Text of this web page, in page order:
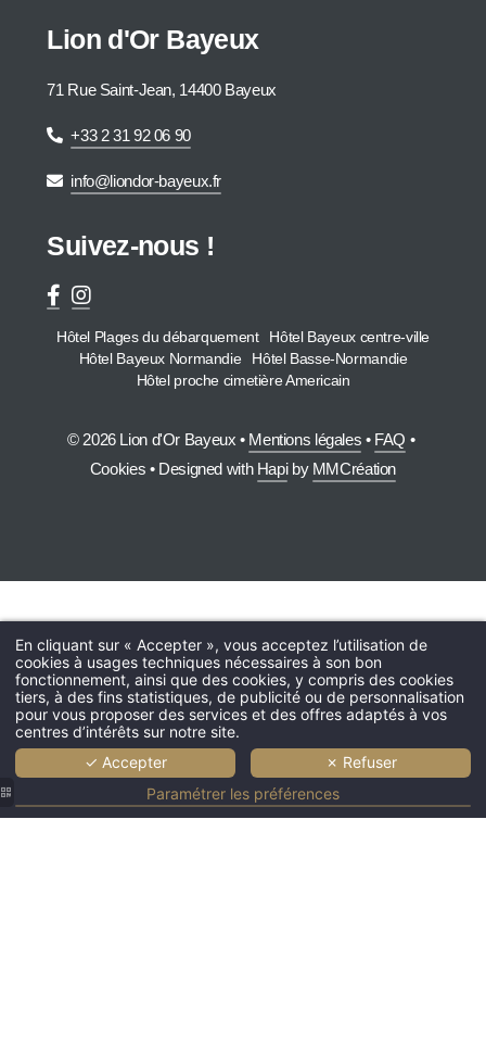
Lion d'Or Bayeux
71 Rue Saint-Jean, 14400 Bayeux
+33 2 31 92 06 90
info@liondor-bayeux.fr
Suivez-nous !
Hôtel Plages du débarquement
Hôtel Bayeux centre-ville
Hôtel Bayeux Normandie
Hôtel Basse-Normandie
Hôtel proche cimetière Americain
© 2026 Lion d'Or Bayeux • Mentions légales • FAQ •
Cookies • Designed with Hapiby MMCréation
Hôtel
Chambres &
Services
Restaurant
Professionnels
En cliquant sur « Accepter », vous acceptez l’utilisation de
cookies à usages techniques nécessaires à son bon
fonctionnement, ainsi que des cookies, y compris des cookies
tiers, à des fins statistiques, de publicité ou de personnalisation
pour vous proposer des services et des offres adaptés à vos
centres d’intérêts sur notre site.
✓ Accepter
✗ Refuser
Paramétrer les préférences